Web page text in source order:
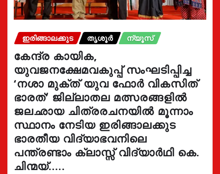
ഇരിങ്ങാലക്കുട തൃശൂർ ന്യൂസ്
കേന്ദ്ര കായിക,
യുവജനക്ഷേമവകുപ്പ് സംഘടിപ്പിച്ച
‘നശാ മുക്ത് യുവ ഫോർ വികസിത്
ഭാരത്’ ജില്ലാതല മത്സരങ്ങളിൽ
ജലഛായ ചിത്രരചനയിൽ മൂന്നാം
സ്ഥാനം നേടിയ ഇരിങ്ങാലക്കുട
ഭാരതീയ വിദ്യാഭവനിലെ
പന്ത്രണ്ടാം ക്ലാസ്സ് വിദ്യാർഥി കെ.
ചിന്മയ്…..